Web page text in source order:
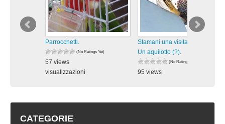
Parrocchetti.
(No Ratings Yet)
57 views
visualizzazioni
Stamani una visita inaspettata:
Un aquilotto (?).
(No Ratings Yet)
95 views
CATEGORIE